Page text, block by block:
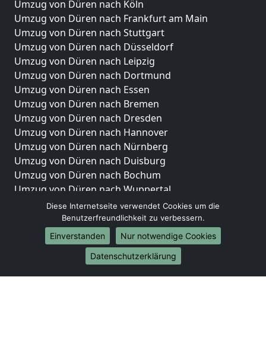
Umzug von Düren nach Köln
Umzug von Düren nach Frankfurt am Main
Umzug von Düren nach Stuttgart
Umzug von Düren nach Düsseldorf
Umzug von Düren nach Leipzig
Umzug von Düren nach Dortmund
Umzug von Düren nach Essen
Umzug von Düren nach Bremen
Umzug von Düren nach Dresden
Umzug von Düren nach Hannover
Umzug von Düren nach Nürnberg
Umzug von Düren nach Duisburg
Umzug von Düren nach Bochum
Umzug von Düren nach Wuppertal
Umzug von Düren nach Bielefeld
Umzug von Düren nach Bonn
Umzug von Düren nach Münster
Internationale-Umzüge
Umzug von Düren nach Brasilien
Diese Internetseite verwendet Cookies um die
Benutzerfreundlichkeit zu verbessern.
Einverstanden
Nur notwendige Cookies
Datenschutzerklärung